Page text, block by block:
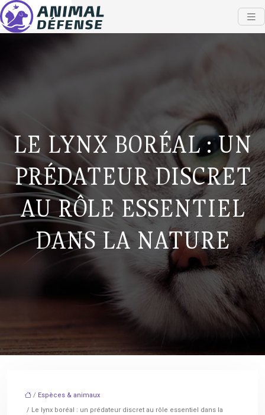
LE LYNX BORÉAL : UN
PRÉDATEUR DISCRET
AU RÔLE ESSENTIEL
DANS LA NATURE
/ Espèces & animaux
/ Le lynx boréal : un prédateur discret au rôle essentiel dans la